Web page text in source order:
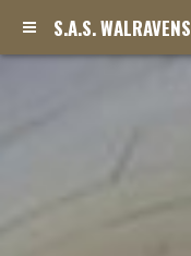
S.A.S. WALRAVENS